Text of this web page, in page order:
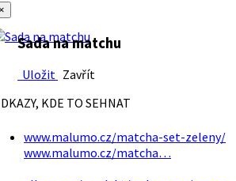
Sada na matchu
Uložit Zavřít
KDE TO SEHNAT
www.malumo.cz/matcha-set-zeleny/
www.malumo.cz/matcha…